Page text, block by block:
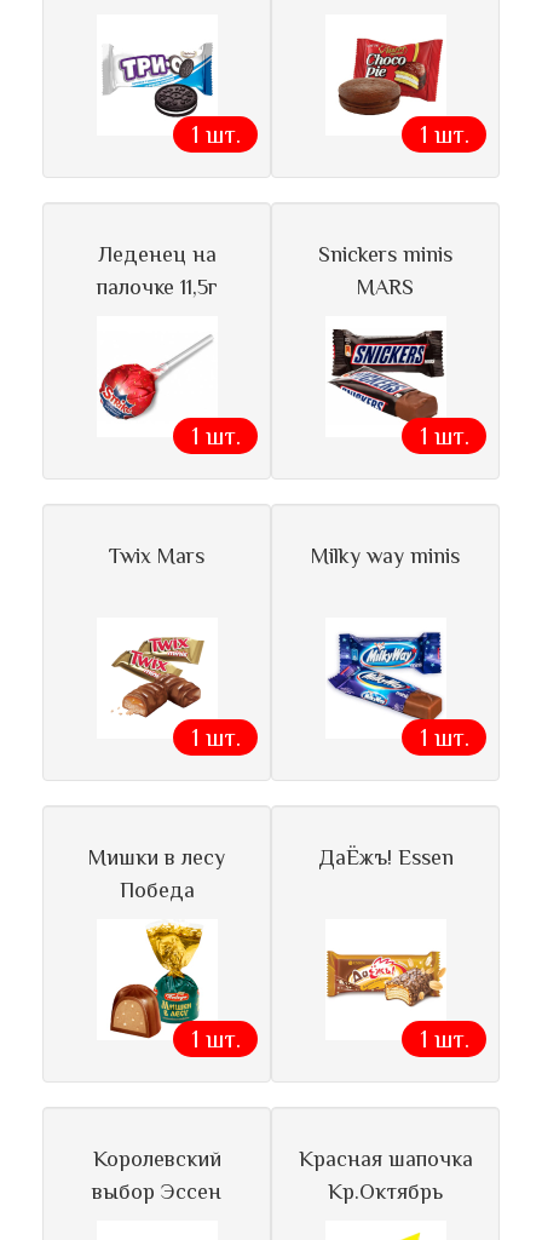
1 шт. 1 шт.
Леденец на
палочке 11,5г
1 шт.
Snickers minis
MARS
1 шт.
Twix Mars
1 шт.
Milky way minis
1 шт.
Мишки в лесу
Победа
1 шт.
ДаЁжъ! Essen
1 шт.
Королевский
выбор Эссен
Красная шапочка
Кр.Октябрь